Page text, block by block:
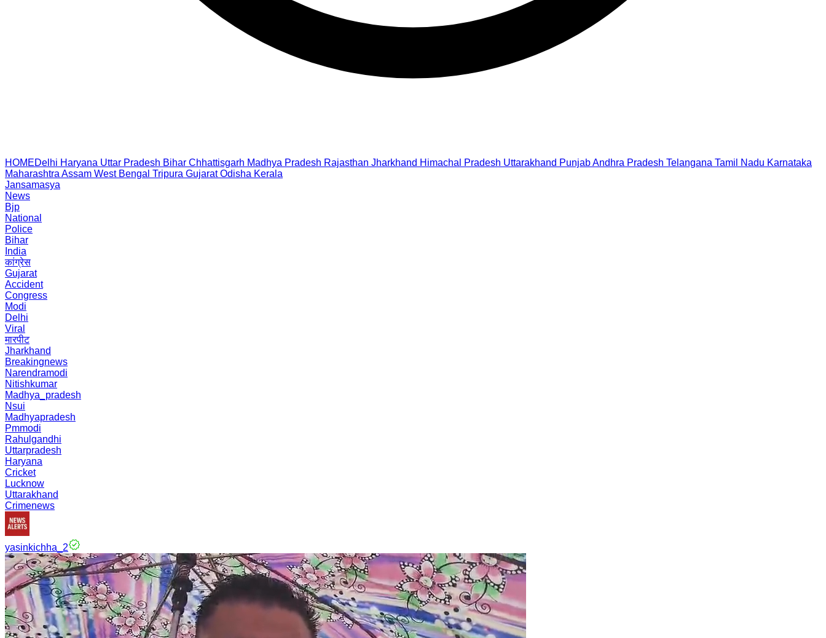
HOMEDelhi Haryana Uttar Pradesh Bihar Chhattisgarh Madhya Pradesh Rajasthan Jharkhand Himachal Pradesh Uttarakhand PunjabAndhra Pradesh Telangana Tamil Nadu Karnataka
Maharashtra Assam West Bengal Tripura Gujarat Odisha Kerala
Jansamasya
News
Bjp
National
Police
Bihar
India
कांग्रेस
Gujarat
Accident
Congress
Modi
Delhi
Viral
मारपीट
Jharkhand
Breakingnews
Narendramodi
Nitishkumar
Madhya_pradesh
Nsui
Madhyapradesh
Pmmodi
Rahulgandhi
Uttarpradesh
Haryana
Cricket
Lucknow
Uttarakhand
Crimenews
yasinkichha_2